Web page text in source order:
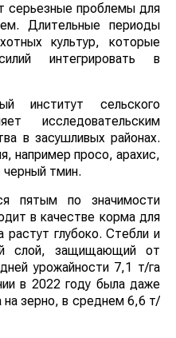
серьезные проблемы для
Длительные периоды
культур, которые
интегрировать в
институт сельского
исследовательским
в засушливых районах.
например просо, арахис,
черный тмин.
пятым по значимости
в качестве корма для
растут глубоко. Стебли и
слой, защищающий от
урожайности 7,1 т/га
в 2022 году была даже
на зерно, в среднем 6,6 т/